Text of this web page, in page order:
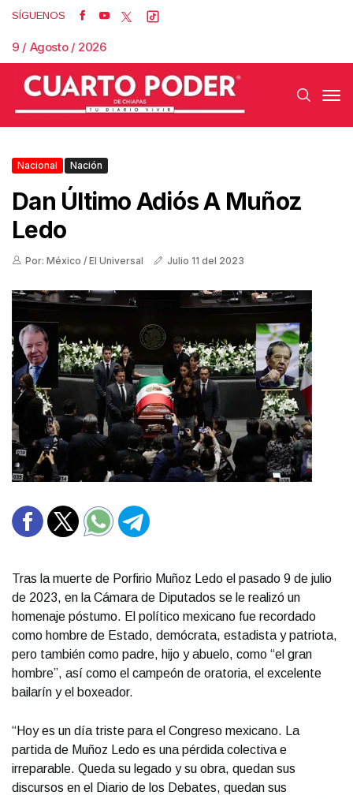
SÍGUENOS
9 / Agosto / 2026
Nacional Nación
Dan Último Adiós A Muñoz
Ledo
Por: México / El Universal Julio 11 del 2023
Tras la muerte de Porfirio Muñoz Ledo el pasado 9 de julio
de 2023, en la Cámara de Diputados se le realizó un
homenaje póstumo. El político mexicano fue recordado
como hombre de Estado, demócrata, estadista y patriota,
pero también como padre, hijo y abuelo, como “el gran
hombre”, así como el campeón de oratoria, el excelente
bailarín y el boxeador.
“Hoy es un día triste para el Congreso mexicano. La
partida de Muñoz Ledo es una pérdida colectiva e
irreparable. Queda su legado y su obra, quedan sus
discursos en el Diario de los Debates, quedan sus